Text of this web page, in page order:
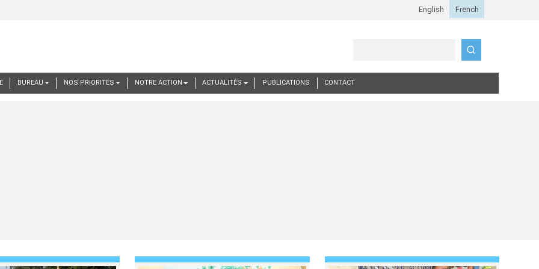
BUREAU NOS PRIORITÉS NOTRE ACTION ACTUALITÉS PUBLICATIONS CONTACT